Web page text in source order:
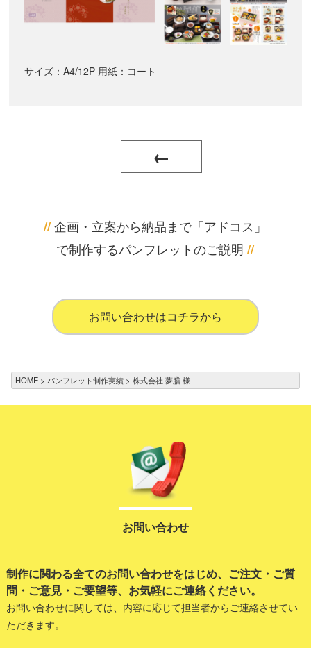
サイズ：A4/12P 用紙：コート
←
// 企画・立案から納品まで「アドコス」
で制作するパンフレットのご説明 //
お問い合わせはコチラから
HOME パンフレット制作実績 株式会社 夢膳 様
お問い合わせ
制作に関わる全てのお問い合わせをはじめ、ご注文・ご質
問・ご意見・ご要望等、お気軽にご連絡ください。
お問い合わせに関しては、内容に応じて担当者からご連絡させてい
ただきます。